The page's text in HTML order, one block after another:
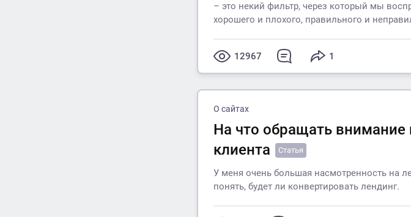
– это некий фильтр, через который мы
хорошего и плохого, правильного и
12967 1
О сайтах
На что обращать внимание
клиента
Статья
У меня очень большая насмотренность на
понять, будет ли конвертировать лендинг.